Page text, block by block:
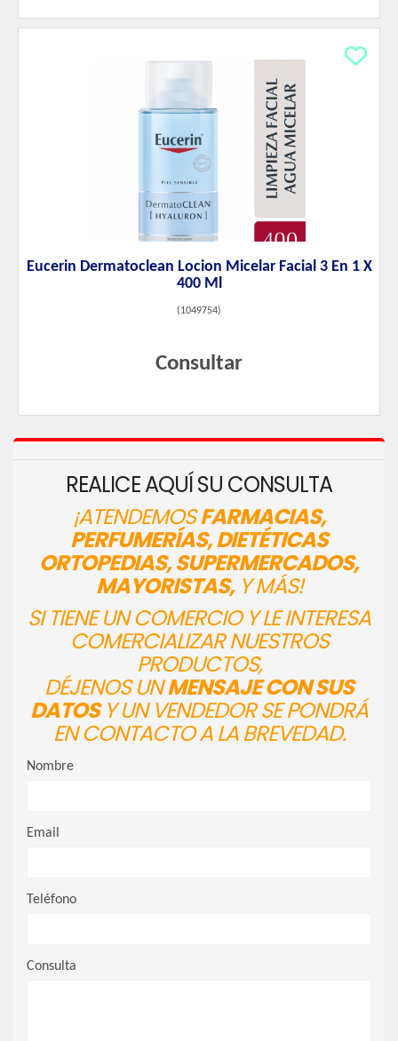
Eucerin Dermatoclean Locion Micelar Facial 3 En 1 X
400 Ml
(1049754)
Consultar
REALICE AQUÍ SU CONSULTA
¡ATENDEMOSFARMACIAS,
PERFUMERÍAS, DIETÉTICAS
ORTOPEDIAS, SUPERMERCADOS,
MAYORISTAS,Y MÁS!
SI TIENE UN COMERCIO Y LE INTERESA
COMERCIALIZAR NUESTROS
PRODUCTOS,
DÉJENOS UNMENSAJE CON SUS
DATOSY UN VENDEDOR SE PONDRÁ
EN CONTACTO A LA BREVEDAD.
Nombre
Email
Teléfono
Consulta